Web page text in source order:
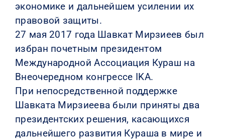
экономике и дальнейшем усилении их
правовой защиты.
27 мая 2017 года Шавкат Мирзиеев был
избран почетным президентом
Международной Ассоциация Кураш на
Внеочередном конгрессе IKA.
При непосредственной поддержке
Шавката Мирзиеева были приняты два
президентских решения, касающихся
дальнейшего развития Кураша в мире и